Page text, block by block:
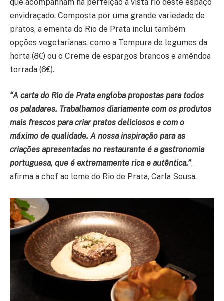
que acompanham na perfeição a vista rio deste espaço
envidraçado. Composta por uma grande variedade de
pratos, a ementa do Rio de Prata inclui também
opções vegetarianas, como a Tempura de legumes da
horta (8€) ou o Creme de espargos brancos e amêndoa
torrada (6€).
“A carta do Rio de Prata engloba propostas para todos
os paladares. Trabalhamos diariamente com os produtos
mais frescos para criar pratos deliciosos e com o
máximo de qualidade. A nossa inspiração para as
criações apresentadas no restaurante é a gastronomia
portuguesa, que é extremamente rica e autêntica.”,
afirma a chef ao leme do Rio de Prata, Carla Sousa.